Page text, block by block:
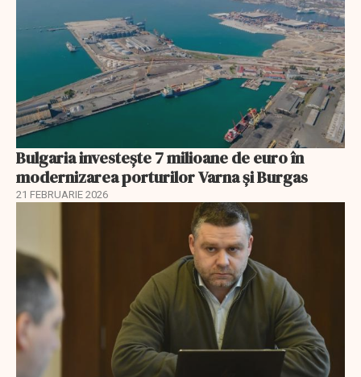
Bulgaria investește 7 milioane de euro în
modernizarea porturilor Varna și Burgas
21 FEBRUARIE 2026